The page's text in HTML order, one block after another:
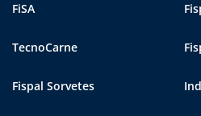
FiSA
TecnoCarne
Fispal Sorvetes